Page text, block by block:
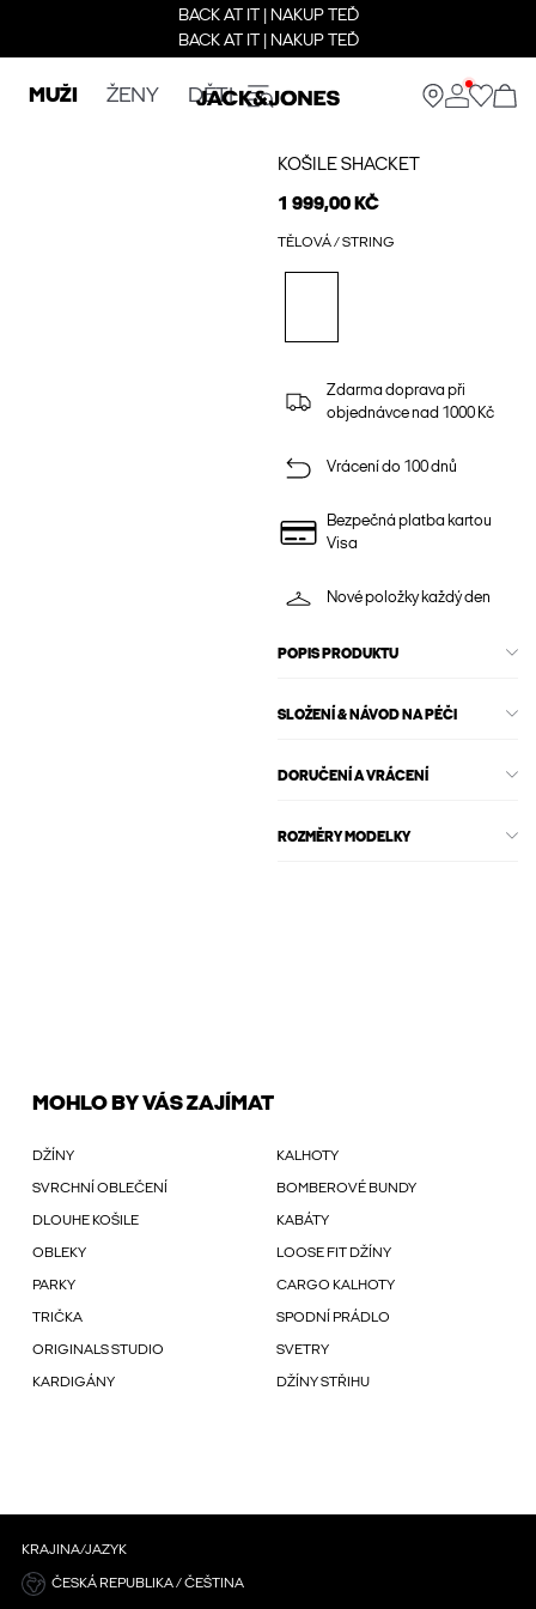
BACK AT IT | NAKUP TEĎ
BACK AT IT | NAKUP TEĎ
MUŽI ŽENY DĚTI
KOŠILE SHACKET
1 999,00 KČ
TĚLOVÁ / STRING
Zdarma doprava při
objednávce nad 1000 Kč
Vrácení do 100 dnů
Bezpečná platba kartou
Visa
Nové položky každý den
POPIS PRODUKTU
SLOŽENÍ & NÁVOD NA PÉČI
DORUČENÍ A VRÁCENÍ
ROZMĚRY MODELKY
MOHLO BY VÁS ZAJÍMAT
DŽÍNY KALHOTY
SVRCHNÍ OBLEČENÍ BOMBEROVÉ BUNDY
DLOUHE KOŠILE KABÁTY
OBLEKY LOOSE FIT DŽÍNY
PARKY CARGO KALHOTY
TRIČKA SPODNÍ PRÁDLO
ORIGINALS STUDIO SVETRY
KARDIGÁNY DŽÍNY STŘIHU
KRAJINA/JAZYK
ČESKÁ REPUBLIKA / ČEŠTINA